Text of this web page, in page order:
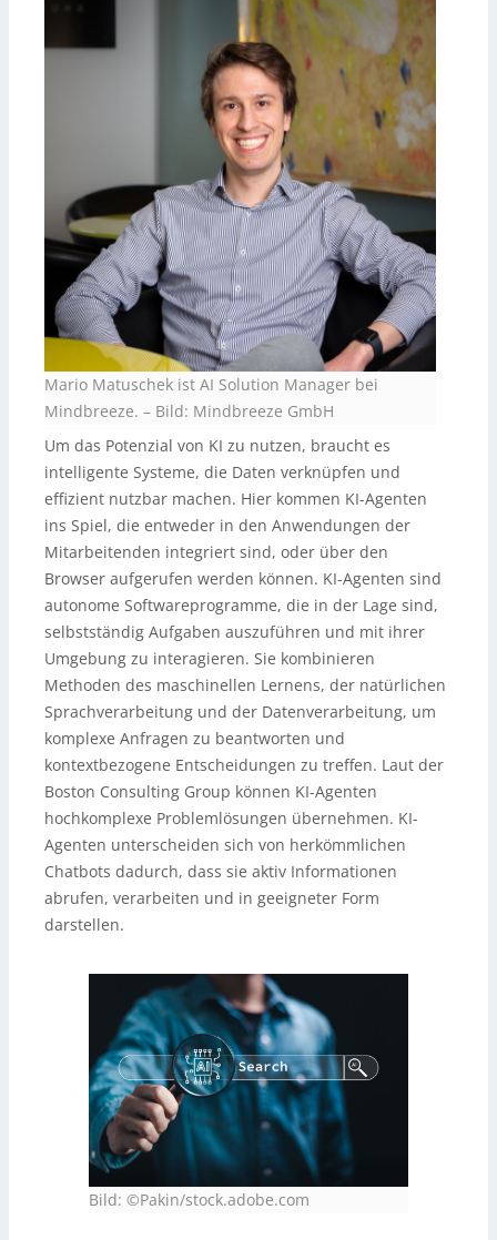
Mario Matuschek ist AI Solution Manager bei
Mindbreeze. – Bild: Mindbreeze GmbH
Um das Potenzial von KI zu nutzen, braucht es
intelligente Systeme, die Daten verknüpfen und
effizient nutzbar machen. Hier kommen KI-Agenten
ins Spiel, die entweder in den Anwendungen der
Mitarbeitenden integriert sind, oder über den
Browser aufgerufen werden können. KI-Agenten sind
autonome Softwareprogramme, die in der Lage sind,
selbstständig Aufgaben auszuführen und mit ihrer
Umgebung zu interagieren. Sie kombinieren
Methoden des maschinellen Lernens, der natürlichen
Sprachverarbeitung und der Datenverarbeitung, um
komplexe Anfragen zu beantworten und
kontextbezogene Entscheidungen zu treffen. Laut der
Boston Consulting Group können KI-Agenten
hochkomplexe Problemlösungen übernehmen. KI-
Agenten unterscheiden sich von herkömmlichen
Chatbots dadurch, dass sie aktiv Informationen
abrufen, verarbeiten und in geeigneter Form
darstellen.
Bild: ©Pakin/stock.adobe.com